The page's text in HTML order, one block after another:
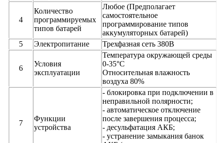
4
Количество
программируемых
типов батарей
Любое (Предполагает
самостоятельное
программирование типов
аккумуляторных батарей)
5
Электропитание Трехфазная сеть 380В
6
Условия
эксплуатации
Температура окружающей среды
0-35°С
Относительная влажность
воздуха 80%
7
Функции
устройства
- блокировка при подключении в
неправильной полярности;
- автоматическое отключение
после завершения процесса;
- десульфатация АКБ;
- устранение замыкания банок